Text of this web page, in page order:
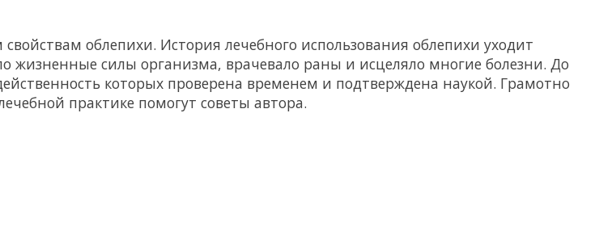
облепихи. История лечебного использования облепихи уходит
жизненные силы организма, врачевало раны и исцеляло многие болезни. До
которых проверена временем и подтверждена наукой. Грамотно
практике помогут советы автора.